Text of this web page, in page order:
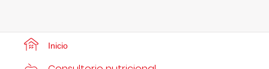
Inicio